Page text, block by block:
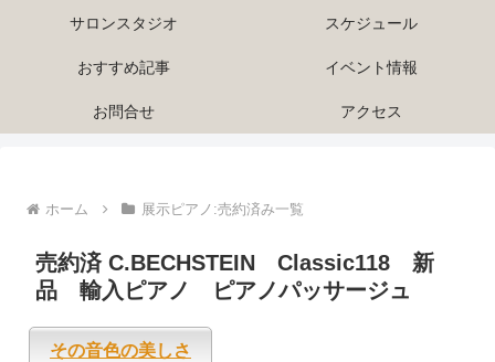
サロンスタジオ スケジュール
おすすめ記事 イベント情報
お問合せ アクセス
ホーム 展示ピアノ:売約済み一覧
売約済 C.BECHSTEIN Classic118 新
品 輸入ピアノ ピアノパッサージュ
その音色の美しさ